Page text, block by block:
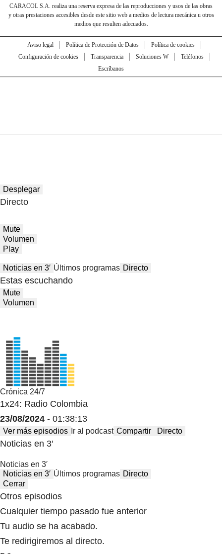
CARACOL S.A. realiza una reserva expresa de las reproducciones y usos de las obras
y otras prestaciones accesibles desde este sitio web a medios de lectura mecánica u otros
medios que resulten adecuados.
Aviso legal Política de Protección de Datos
Política de cookies
Configuración de cookies
Transparencia Soluciones W
Teléfonos
Escríbanos
Desplegar
Directo
Mute
Volumen
Play
Noticias en 3′ Últimos programas Directo
Estas escuchando
Mute
Volumen
Crónica 24/7
1x24: Radio Colombia
23/08/2024 - 01:38:13
Ver más episodios Ir al podcast Compartir Directo
Noticias en 3′
Noticias en 3′
Noticias en 3′ Últimos programas Directo
Cerrar
Otros episodios
Cualquier tiempo pasado fue anterior
Tu audio se ha acabado.
Te redirigiremos al directo.